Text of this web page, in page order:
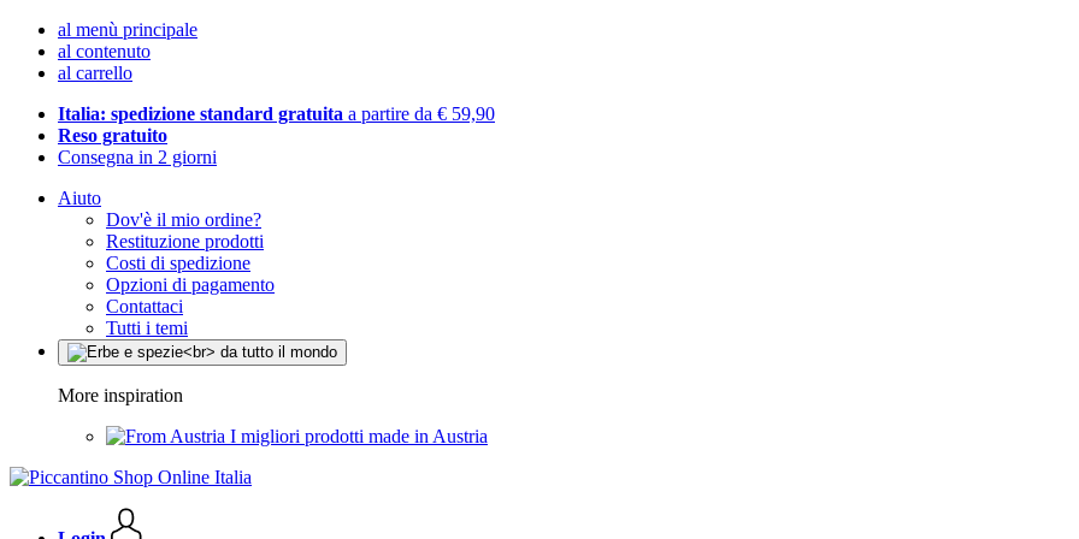
al menù principale
al contenuto
al carrello
Italia: spedizione standard gratuita a partire da € 59,90
Reso gratuito
Consegna in 2 giorni
Aiuto
Dov'è il mio ordine?
Restituzione prodotti
Costi di spedizione
Opzioni di pagamento
Contattaci
Tutti i temi
More inspiration
I migliori prodotti made in Austria